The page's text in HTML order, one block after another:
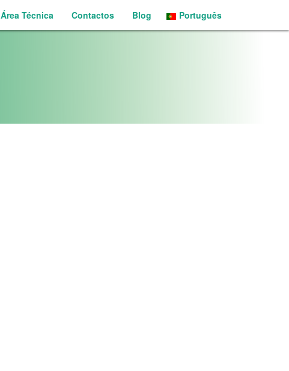
Português
Área Técnica Contactos Blog